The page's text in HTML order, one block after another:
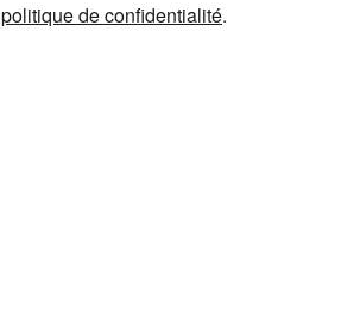
politique de confidentialité.